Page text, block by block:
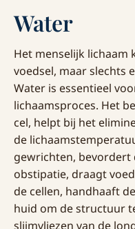
Water
Het menselijk lichaam
voedsel, maar slechts
Water is essentieel
lichaamsproces. Het
cel, helpt bij het
de
gewrichten,
obstipatie, draagt
de cellen, handhaaft
huid om de structuur
slijmvliezen van de